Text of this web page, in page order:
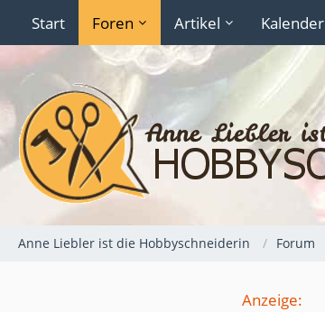
Start Foren Artikel Kalender
Anne Liebler ist die Hobbyschneiderin Forum
Anzeige: